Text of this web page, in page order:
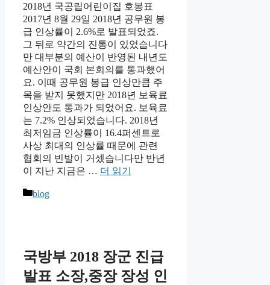
2018년 국공립어린이집 호봉표
2017년 8월 29일 2018년 공무원 봉
급 인상률이 2.6%로 발표되었죠.
그 뒤로 약간의 진통이 있었습니다
만 대부분의 예산이 반영된 내년도
예산안이 국회 본회의를 통과했어
요. 이때 공무원 봉급 인상만큼 주
목을 받지 못했지만 2018년 보육료
인상안도 통과가 되었어요. 보육료
는 7.2% 인상되었습니다. 2018년
최저임금 인상률이 16.4퍼센트로
사상 최대의 인상률 때문에 관련
협회의 빈발이 거셌습니다만 반년
이 지난 지금은 … 더 읽기
카
blog
국방부 2018 장군 진급
발표 소장,중장 장성 인